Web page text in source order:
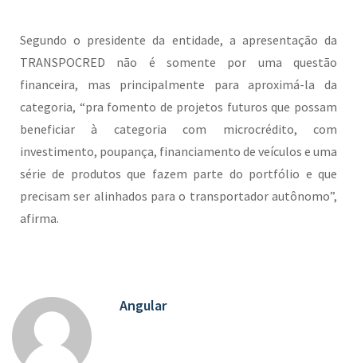
Segundo o presidente da entidade, a apresentação da
TRANSPOCRED não é somente por uma questão
financeira, mas principalmente para aproximá-la da
categoria, “pra fomento de projetos futuros que possam
beneficiar à categoria com microcrédito, com
investimento, poupança, financiamento de veículos e uma
série de produtos que fazem parte do portfólio e que
precisam ser alinhados para o transportador autônomo”,
afirma.
Angular